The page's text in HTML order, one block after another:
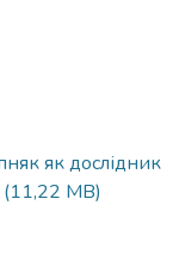
як дослідник
(11,22 MB)